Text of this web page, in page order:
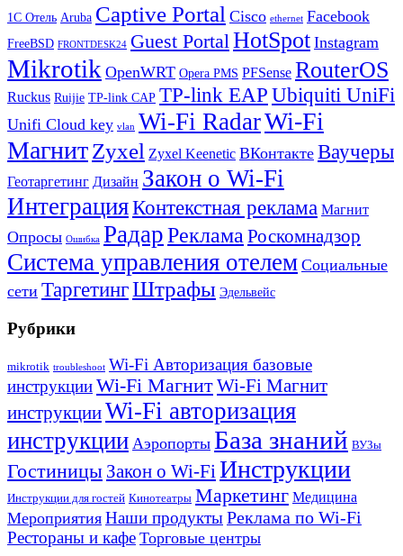
1С Отель Aruba Captive Portal Cisco ethernet Facebook
FreeBSD FRONTDESK24 Guest Portal HotSpot Instagram
Mikrotik OpenWRT Opera PMS PFSense RouterOS
Ruckus Ruijie TP-link CAP TP-link EAP Ubiquiti UniFi
Unifi Cloud key vlan Wi-Fi RadarWi-Fi
МагнитZyxel Zyxel Keenetic ВКонтакте Ваучеры
Геотаргетинг Дизайн Закон о Wi-Fi
ИнтеграцияКонтекстная реклама Магнит
Опросы Ошибка РадарРеклама Роскомнадзор
Система управления отелем Социальные
сети ТаргетингШтрафы Эдельвейс
Рубрики
mikrotik troubleshoot Wi-Fi Авторизация базовые
инструкцииWi-Fi МагнитWi-Fi Магнит
инструкцииWi-Fi авторизация
инструкции Аэропорты База знаний ВУЗы
Гостиницы Закон о Wi-FiИнструкции
Инструкции для гостей Кинотеатры Маркетинг Медицина
Мероприятия Наши продуктыРеклама по Wi-Fi
Рестораны и кафе Торговые центры